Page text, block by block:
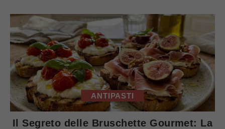
ANTIPASTI
Il Segreto delle Bruschette Gourmet: La